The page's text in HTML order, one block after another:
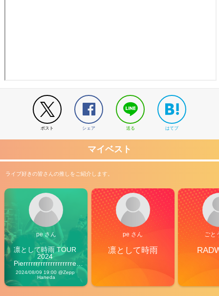
ポスト シェア 送る はてブ
マイベスト
ライブ好きの皆さんの推しをご紹介します。
pe さん
凛として時雨 TOUR
2024
Pierrrrrrrrrrrrrrrrrrrre
Vibes
2024/08/09 19:00 @Zepp
Haneda
pe さん
凛として時雨
ごと